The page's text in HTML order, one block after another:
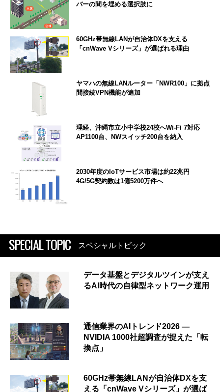
バーの間を埋める選択肢に
60GHz帯無線LANが自治体DXを支える
「cnWave Vシリーズ」が選ばれる理由
ヤマハの無線LANルーター「NWR100」に拠点
間接続VPN機能が追加
理経、沖縄市立小中学校24校へWi-Fi 7対応
AP1100台、NWスイッチ200台を納入
2030年度のIoTサービス市場は約22兆円
4G/5G契約数は1億5200万件へ
SPECIAL TOPIC スペシャルトピック
データ基盤とデジタルツインが支え
るAI時代の自律型ネットワーク運用
通信業界のAIトレンド2026 ―
NVIDIA 1000社超調査が捉えた「転
換点」
60GHz帯無線LANが自治体DXを支
える「cnWave Vシリーズ」が選ば